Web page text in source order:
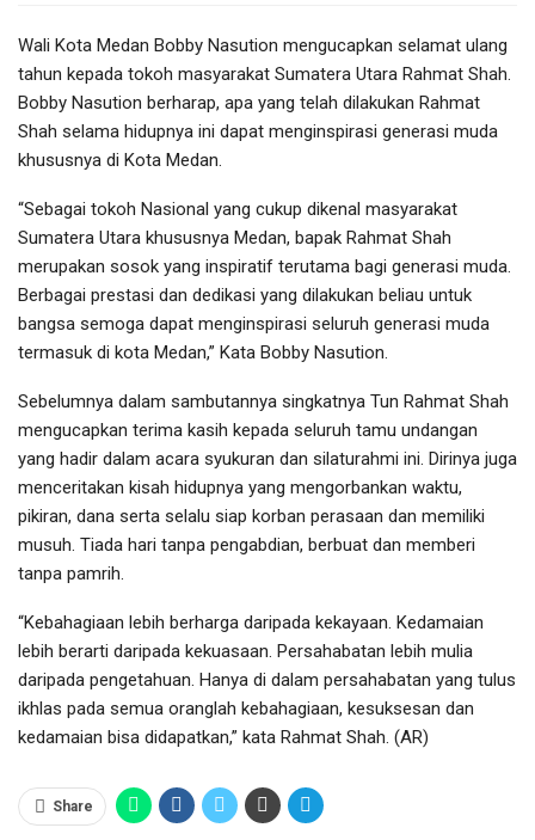
Wali Kota Medan Bobby Nasution mengucapkan selamat ulang
tahun kepada tokoh masyarakat Sumatera Utara Rahmat Shah.
Bobby Nasution berharap, apa yang telah dilakukan Rahmat
Shah selama hidupnya ini dapat menginspirasi generasi muda
khususnya di Kota Medan.
“Sebagai tokoh Nasional yang cukup dikenal masyarakat
Sumatera Utara khususnya Medan, bapak Rahmat Shah
merupakan sosok yang inspiratif terutama bagi generasi muda.
Berbagai prestasi dan dedikasi yang dilakukan beliau untuk
bangsa semoga dapat menginspirasi seluruh generasi muda
termasuk di kota Medan,” Kata Bobby Nasution.
Sebelumnya dalam sambutannya singkatnya Tun Rahmat Shah
mengucapkan terima kasih kepada seluruh tamu undangan
yang hadir dalam acara syukuran dan silaturahmi ini. Dirinya juga
menceritakan kisah hidupnya yang mengorbankan waktu,
pikiran, dana serta selalu siap korban perasaan dan memiliki
musuh. Tiada hari tanpa pengabdian, berbuat dan memberi
tanpa pamrih.
“Kebahagiaan lebih berharga daripada kekayaan. Kedamaian
lebih berarti daripada kekuasaan. Persahabatan lebih mulia
daripada pengetahuan. Hanya di dalam persahabatan yang tulus
ikhlas pada semua oranglah kebahagiaan, kesuksesan dan
kedamaian bisa didapatkan,” kata Rahmat Shah. (AR)
Share